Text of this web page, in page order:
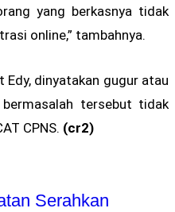
yang berkasnya tidak
online,” tambahnya.
dinyatakan gugur atau
tersebut tidak
CPNS. (cr2)
Serahkan